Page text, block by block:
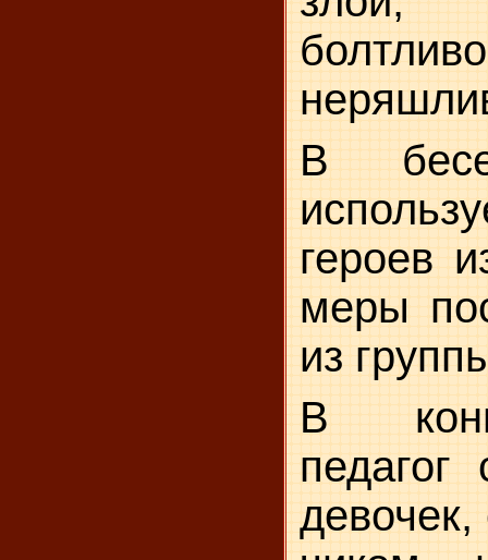
В
героев
меры
из
В
педагог